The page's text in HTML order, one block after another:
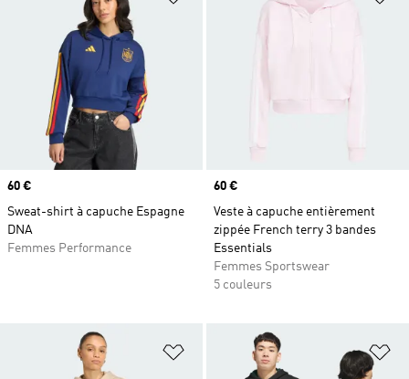
Prix
60 €
Sweat-shirt à capuche Espagne
DNA
Femmes Performance
Prix
60 €
Veste à capuche entièrement
zippée French terry 3 bandes
Essentials
Femmes Sportswear
5 couleurs
Ajouter à la Liste de produits